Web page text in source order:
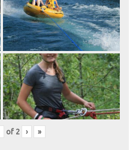
of 2 › »